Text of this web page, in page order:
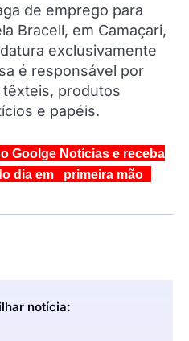
de emprego para
Bracell, em Camaçari,
exclusivamente
é responsável por
produtos
e papéis.
Goolge Notícias e receba
dia em primeira mão
notícia: